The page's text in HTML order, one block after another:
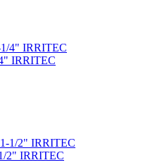
IRRITEC
2" IRRITEC